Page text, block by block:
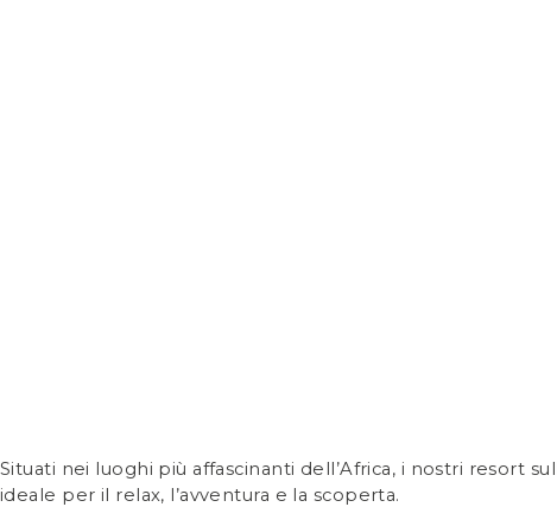
Situati nei luoghi più affascinanti dell’Africa, i nostri resort
ideale per il relax, l’avventura e la scoperta.